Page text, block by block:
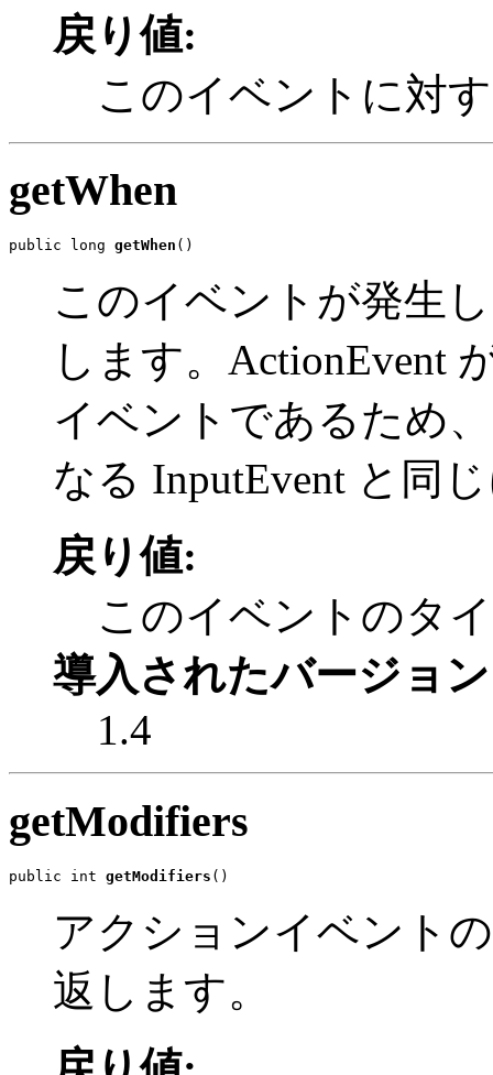
戻り値:
このイベントに対
getWhen
public long getWhen ()
このイベントが発生
します。ActionEvent
イベントであるため
なる InputEvent と同
戻り値:
このイベントのタ
導入されたバージョ
1.4
getModifiers
public int getModifiers ()
アクションイベント
返します。